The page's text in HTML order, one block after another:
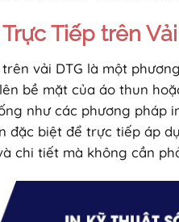
Tiếp trên Vải
vải DTG là một
bề mặt của áo thun
như các phương
đặc biệt để trực tiếp áp
chi tiết mà không cần